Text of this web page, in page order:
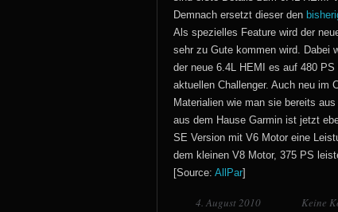
Demnach ersetzt dieser den
Als spezielles Feature wird der
sehr zu Gute kommen wird. Dabei
der neue 6.4L HEMI es auf 480
aktuellen Challenger. Auch neu im
Materialien wie man sie bereits
aus dem Hause Garmin ist jetzt
SE Version mit V6 Motor eine
dem kleinen V8 Motor, 375 PS
[Source: AllPar]
4. August 2010 Keine